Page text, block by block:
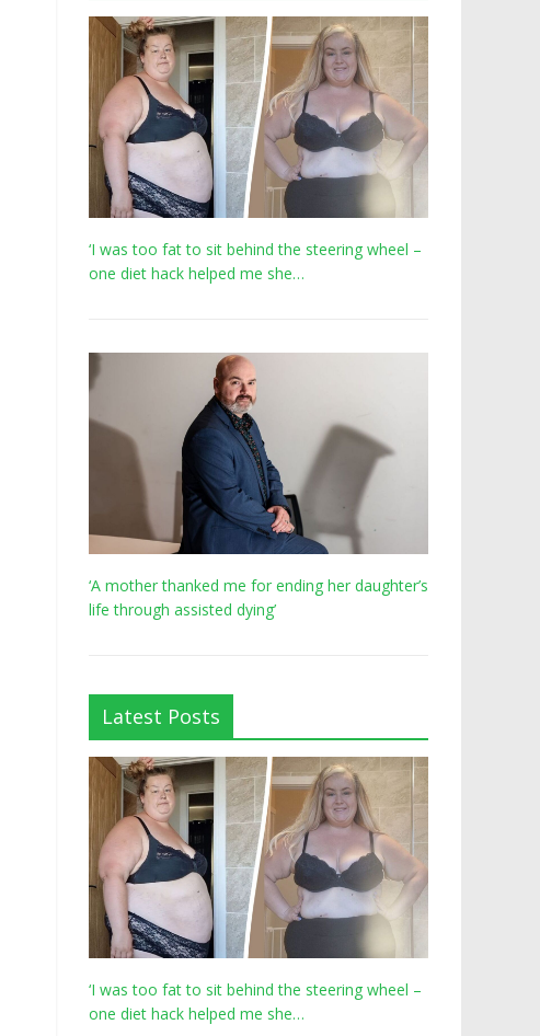
‘I was too fat to sit behind the steering wheel –
one diet hack helped me she…
‘A mother thanked me for ending her daughter’s
life through assisted dying’
Latest Posts
‘I was too fat to sit behind the steering wheel –
one diet hack helped me she…